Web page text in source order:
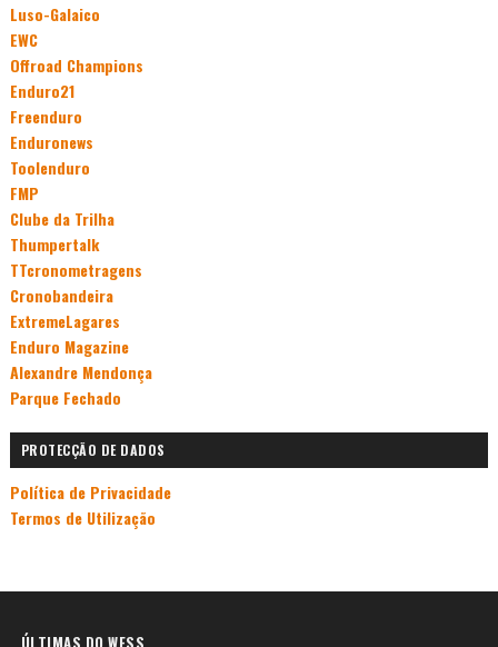
Luso-Galaico
EWC
Offroad Champions
Enduro21
Freenduro
Enduronews
Toolenduro
FMP
Clube da Trilha
Thumpertalk
TTcronometragens
Cronobandeira
ExtremeLagares
Enduro Magazine
Alexandre Mendonça
Parque Fechado
PROTECÇÃO DE DADOS
Política de Privacidade
Termos de Utilização